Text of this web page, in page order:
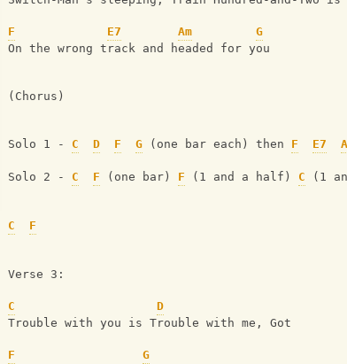
F E7 Am
G
On the wrong track and headed for you
(Chorus)
Solo 1 - C D F G (one bar each) then F E7
Solo 2 - C F (one bar) F (1 and a half) C (1
C F
Verse 3:
C
D
Trouble with you is Trouble with me, Got
F
G